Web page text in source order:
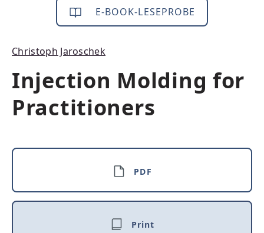
E-BOOK-LESEPROBE
Christoph Jaroschek
Injection Molding for
Practitioners
PDF
Print